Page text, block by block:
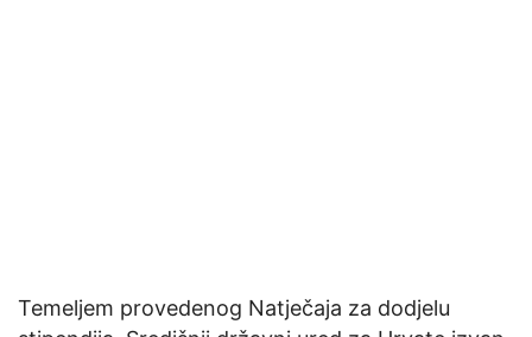
Temeljem provedenog Natječaja za dodjelu